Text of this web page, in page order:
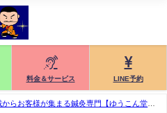
料金＆サービス LINE予約
らお客様が集まる鍼灸専門【ゆうこん堂鍼